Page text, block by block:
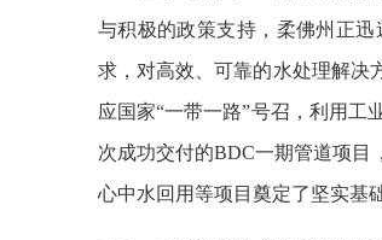
与积极的政策支持，柔佛州正
求，对高效、可靠的水处理解决
应国家“一带一路”号召，利用工
次成功交付的BDC一期管道项目
心中水回用等项目奠定了坚实基础